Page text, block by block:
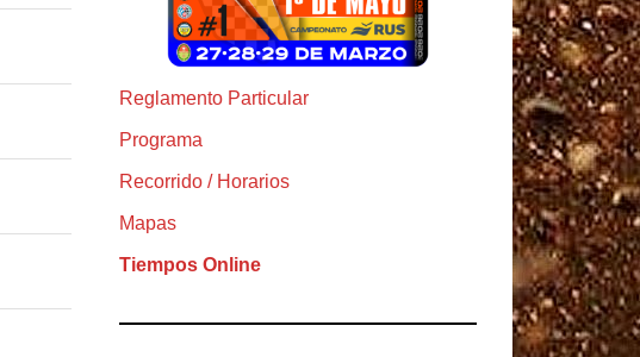
Reglamento Particular
Programa
Recorrido / Horarios
Mapas
Tiempos Online